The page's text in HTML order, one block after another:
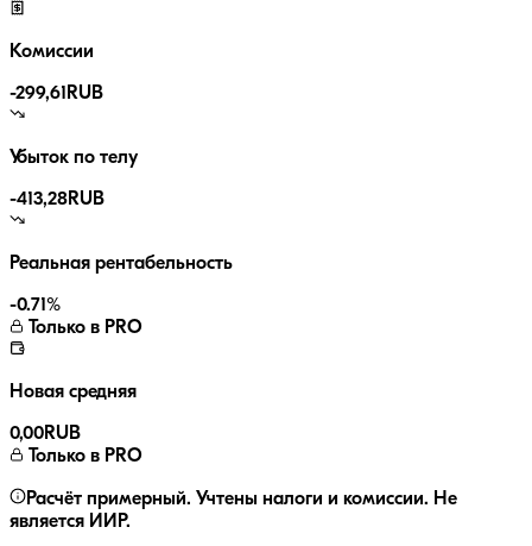
Комиссии
-299,61 RUB
Убыток по телу
-413,28RUB
Реальная рентабельность
-0.71%
Только в PRO
Новая средняя
0,00RUB
Только в PRO
Расчёт примерный. Учтены налоги и комиссии. Не
является ИИР.